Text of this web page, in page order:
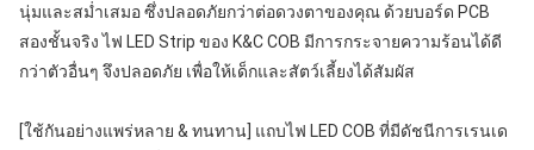
นุ่มและสม่ำเสมอ ซึ่งปลอดภัยกว่าต่อดวงตาของคุณ ด้วยบอร์ด PCB
สองชั้นจริง ไฟ LED Strip ของ K&C COB มีการกระจายความร้อนได้ดี
กว่าตัวอื่นๆ จึงปลอดภัย เพื่อให้เด็กและสัตว์เลี้ยงได้สัมผัส
[ใช้กันอย่างแพร่หลาย & ทนทาน] แถบไฟ LED COB ที่มีดัชนีการเรนเด